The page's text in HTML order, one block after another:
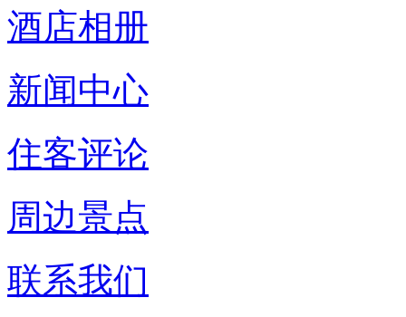
酒店相册
新闻中心
住客评论
周边景点
联系我们